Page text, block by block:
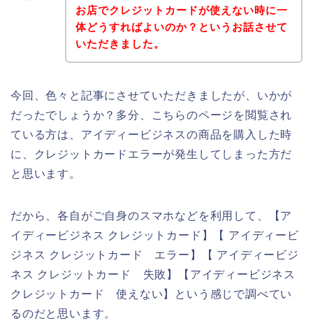
お店でクレジットカードが使えない時に一
体どうすればよいのか？というお話させて
いただきました。
今回、色々と記事にさせていただきましたが、いかが
だったでしょうか？多分、こちらのページを閲覧され
ている方は、アイディービジネスの商品を購入した時
に、クレジットカードエラーが発生してしまった方だ
と思います。
だから、各自がご自身のスマホなどを利用して、【ア
イディービジネス クレジットカード】【 アイディービ
ジネス クレジットカード エラー】【 アイディービジ
ネス クレジットカード 失敗】【アイディービジネス
クレジットカード 使えない】という感じで調べてい
るのだと思います。